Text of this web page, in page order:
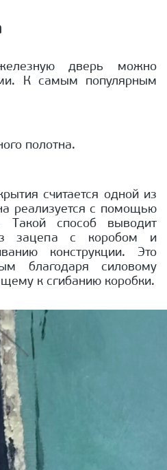
дверь можно
К самым популярным
полотна.
считается одной из
реализуется с помощью
Такой способ выводит
зацепа с коробом и
конструкции. Это
благодаря силовому
к сгибанию коробки.